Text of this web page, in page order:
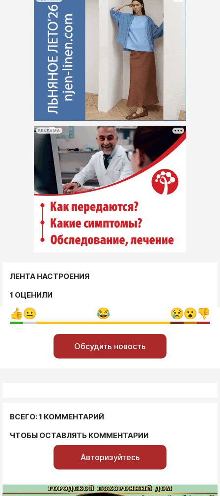
РЕКЛАМА
ЛЕНТА НАСТРОЕНИЯ
1 ОЦЕНИЛИ
Обсудить новость
ВСЕГО: 1 КОММЕНТАРИЙ
ЧТОБЫ ОСТАВЛЯТЬ КОММЕНТАРИИ
Авторизуйтесь